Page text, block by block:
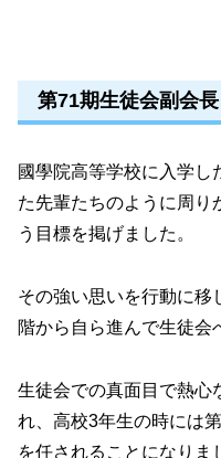
第71期生徒会副会
國學院高等学校に入学し
た先輩たちのように周り
う目標を掲げました。
その強い思いを行動に移
階から自ら進んで生徒会
生徒会での真面目で熱心
れ、高校3年生の時には
を任されることになりま